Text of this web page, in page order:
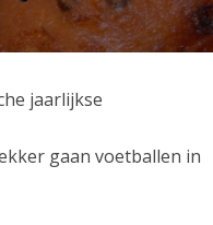
jaarlijkse
gaan voetballen in